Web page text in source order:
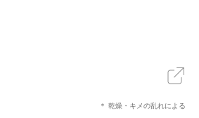
＊ 乾燥・キメの乱れによる